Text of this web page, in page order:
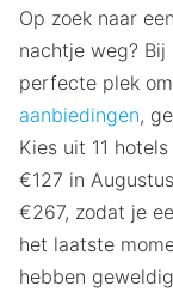
Op zoek naar
nachtje weg?
perfecte plek
aanbiedingen,
Kies uit 11
€127 in
€267, zodat je
het laatste
hebben